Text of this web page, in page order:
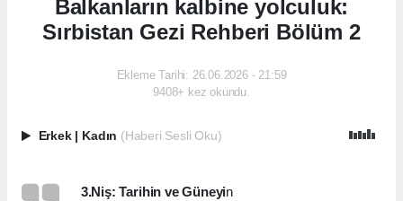
Balkanların kalbine yolculuk:
Sırbistan Gezi Rehberi Bölüm 2
Ekleme Tarihi: 26.06.2026 - 21:59
9408+ kez okundu.
Erkek Kadın (Haberi Sesli Oku)
3.Niş: Tarihin ve Güneyin